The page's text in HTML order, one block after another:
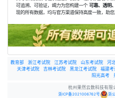
可追溯、可验证，竭力为您构建一个 可靠、透明
现的所有数据，均与官方渠道保持高度一致，助您
教育部 浙江考试院 江苏考试院 山东考试院 河
天津考试院
吉林考试院 黑龙江考试院 福建考
阳光高考
杭州果然云数科技有限
浙ICP备2021006762号 浙